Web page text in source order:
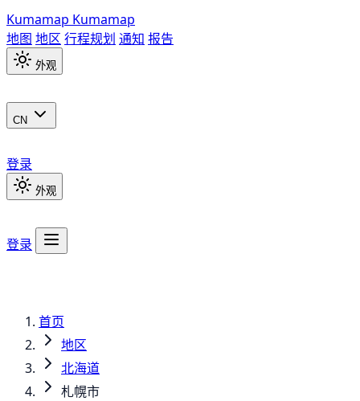
Kumamap Kumamap
地图 地区 行程规划 通知 报告
外观
CN
登录
外观
登录
首页
地区
北海道
札幌市